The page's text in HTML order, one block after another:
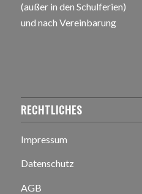
(außer in den Schulferien)
und nach Vereinbarung
RECHTLICHES
Impressum
Datenschutz
AGB